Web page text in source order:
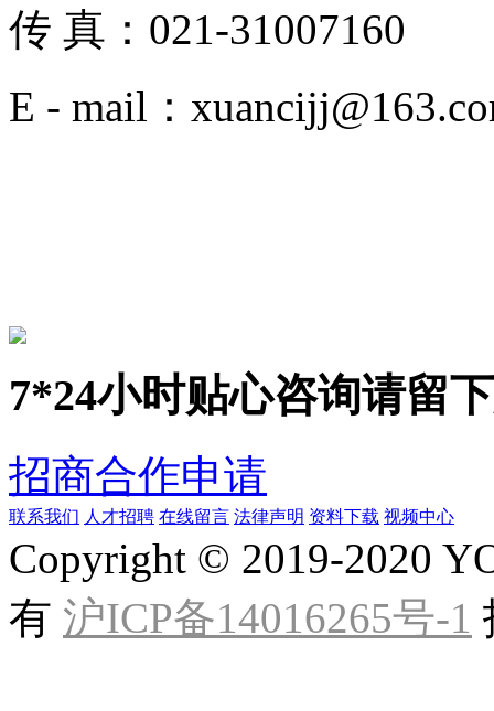
传 真：021-31007160
E - mail：
7*24小时贴心咨询请留
招商合作申请
联系我们 人才招聘 在线留言 法律声明 资料下载 视频中心
Copyright © 2019-2020
有 沪ICP备14016265号-1